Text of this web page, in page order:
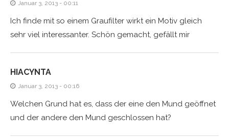
Januar 3, 2013 - 00:11
Ich finde mit so einem Graufilter wirkt ein Motiv gleich
sehr viel interessanter. Schön gemacht, gefällt mir
HIACYNTA
Januar 3, 2013 - 00:16
Welchen Grund hat es, dass der eine den Mund geöffnet
und der andere den Mund geschlossen hat?